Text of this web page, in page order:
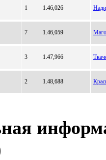
1 1.46,026
7 1.46,059
3 1.47,966
2 1.48,688